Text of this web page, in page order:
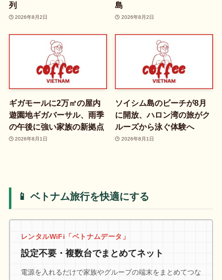
列
2026年8月2日
島
2026年8月2日
ギガモールに2万㎡の屋内
遊園地ギガバーサル、雨季
の午後に強い家族の新拠点
2026年8月1日
ソイシム島のビーチが8月
に開放、ハロン湾の旅がク
ルーズから泳ぐ体験へ
2026年8月1日
📱 ベトナム旅行を快適にする
レンタルWiFi「ベトナムデータ」
設定不要・複数台でまとめてネット
電源を入れるだけで家族やグループの端末をまとめてつな